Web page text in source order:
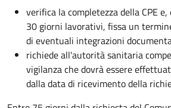
verifica la completezza della CPE
30 giorni lavorativi, fissa un
di eventuali integrazioni
richiede all'autorità sanitaria
vigilanza che dovrà essere
dalla data di ricevimento della